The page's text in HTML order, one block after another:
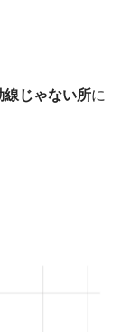
線じゃない所に